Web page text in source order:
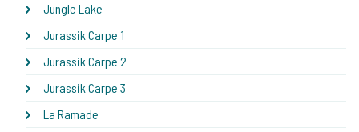
Jungle Lake
Jurassik Carpe 1
Jurassik Carpe 2
Jurassik Carpe 3
La Ramade